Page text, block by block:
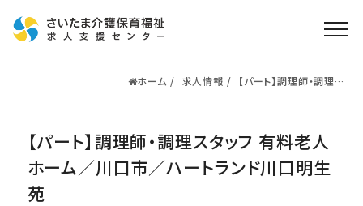
就職・転職支援
無料
資格取得なら
さいたま介護アカデミー
ホーム 求人情報
【パート】調理師・調理ス
【パート】調理師・調理スタッフ 有料老人
ホーム／川口市／ハートランド川口明生
苑